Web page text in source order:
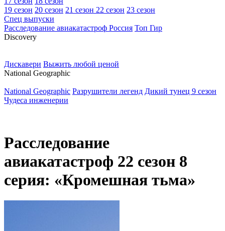
19 сезон 20 сезон 21 сезон 22 сезон 23 сезон
Спец выпуски
Расследование авиакатастроф Россия Топ Гир
Discovery
Дискавери Выжить любой ценой
National Geographic
National Geographic Разрушители легенд Дикий тунец 9 сезон
Чудеса инженерии
Расследование
авиакатастроф 22 сезон 8
серия: «Кромешная тьма»